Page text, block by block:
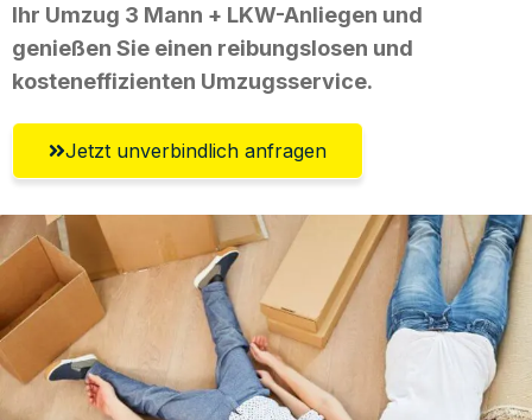
Ihr Umzug 3 Mann + LKW-Anliegen und
genießen Sie einen reibungslosen und
kosteneffizienten Umzugsservice.
Jetzt unverbindlich anfragen